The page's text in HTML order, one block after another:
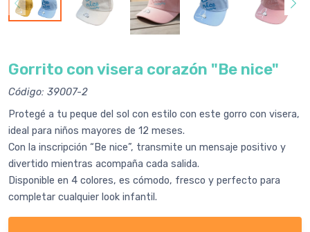
Gorrito con visera corazón "Be nice"
Código: 39007-2
Protegé a tu peque del sol con estilo con este gorro con visera,
ideal para niños mayores de 12 meses.
Con la inscripción “Be nice”, transmite un mensaje positivo y
divertido mientras acompaña cada salida.
Disponible en 4 colores, es cómodo, fresco y perfecto para
completar cualquier look infantil.